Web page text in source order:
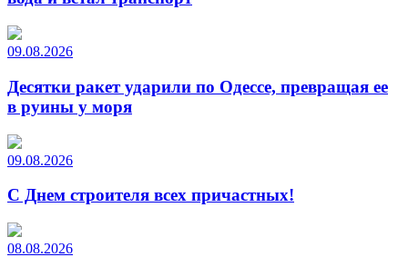
09.08.2026
Десятки ракет ударили по Одессе, превращая ее
в руины у моря
09.08.2026
С Днем строителя всех причастных!
08.08.2026